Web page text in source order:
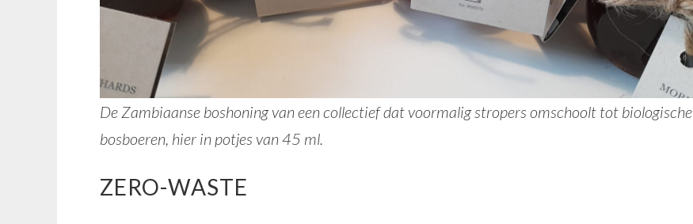
De Zambiaanse boshoning van een collectief dat voormalig stropers omschoolt tot biologische
bosboeren, hier in potjes van 45 ml.
ZERO-WASTE